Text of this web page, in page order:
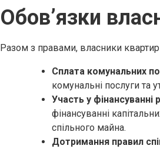
Обов’язки
Разом з правами, власники
Сплата комунальних
комунальні послуги та
Участь у фінансуванні
фінансуванні
спільного майна.
Дотримання правил